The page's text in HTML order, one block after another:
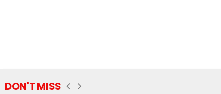
DON'T MISS